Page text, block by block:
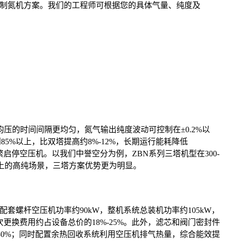
氮机方案。我们的工程师可根据您的具体气量、纯度及
的时间间隔更均匀，氮气输出纯度波动可控制在±0.2%以
以上，比双塔提高约8%-12%，长期运行能耗降低
停空压机。以我们中誉空分为例，ZBN系列三塔机型在300-
高纯场景，三塔方案优势更为明显。
螺杆空压机功率约90kW，整机系统总装机功率约105kW，
换费用约占设备总价的18%-25%。此外，滤芯和阀门密封件
；同时配置余热回收系统利用空压机排气热量，综合能效提